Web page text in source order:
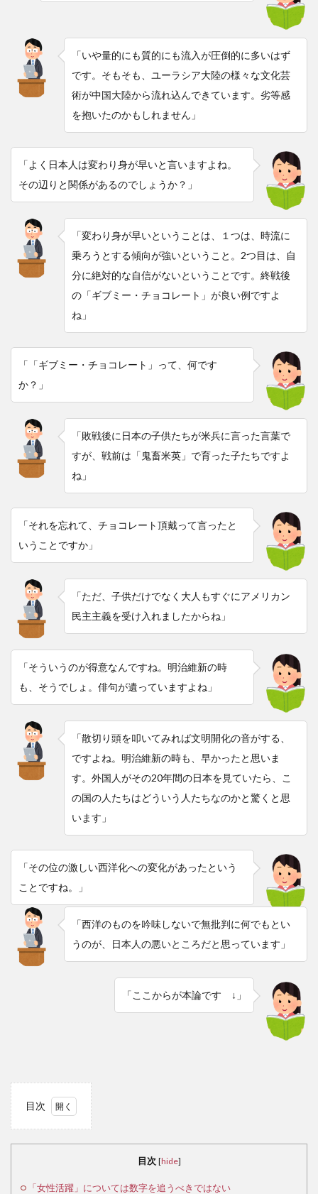
「いや量的にも質的にも流入が圧倒的に多いはず
です。そもそも、ユーラシア大陸の様々な文化芸
術が中国大陸から流れ込んできています。劣等感
を抱いたのかもしれません」
「よく日本人は変わり身が早いと言いますよね。
その辺りと関係があるのでしょうか？」
「変わり身が早いということは、１つは、時流に
乗ろうとする傾向が強いということ。2つ目は、自
分に絶対的な自信がないということです。終戦後
の「ギブミー・チョコレート」が良い例ですよ
ね」
「「ギブミー・チョコレート」って、何です
か？」
「敗戦後に日本の子供たちが米兵に言った言葉で
すが、戦前は「鬼畜米英」で育った子たちですよ
ね」
「それを忘れて、チョコレート頂戴って言ったと
いうことですか」
「ただ、子供だけでなく大人もすぐにアメリカン
民主主義を受け入れましたからね」
「そういうのが得意なんですね。明治維新の時
も、そうでしょ。俳句が遺っていますよね」
「散切り頭を叩いてみれば文明開化の音がする、
ですよね。明治維新の時も、早かったと思いま
す。外国人がその20年間の日本を見ていたら、こ
の国の人たちはどういう人たちなのかと驚くと思
います」
「その位の激しい西洋化への変化があったという
ことですね。」
「西洋のものを吟味しないで無批判に何でもとい
うのが、日本人の悪いところだと思っています」
「ここからが本論です ↓」
目次
躍」
目次 [hide]
「女性活躍」については数字を追うべきではない